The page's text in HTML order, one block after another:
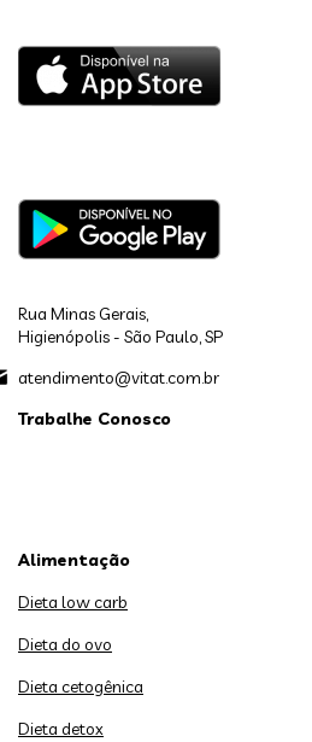
Rua Minas Gerais,
Higienópolis - São Paulo, SP
atendimento@vitat.com.br
Trabalhe Conosco
Alimentação
Dieta low carb
Dieta do ovo
Dieta cetogênica
Dieta detox